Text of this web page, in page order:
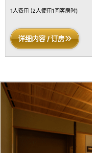
1人费用 (2人使用1间客房时)
详细内容 / 订房